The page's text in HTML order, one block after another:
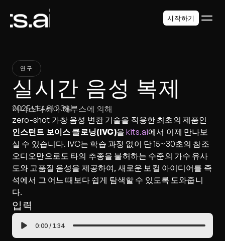
시작하기
연구
실시간 음성 복제
2025년 4월 23일
아나스타시아 헤루스에 의해
인스턴트 보이스 클로닝(IVC)을 kits.ai에서 이제 만나보
실 수 있습니다. IVC는 학습 과정 없이 단 15~30초의 참조
오디오만으로도 타의 추종을 불허하는 수준의 가수 유사
도와 고품질 음성을 제공하여, 새로운 보컬 아이디어를 즉
석에서 그 어느 때보다 쉽게 탐색할 수 있도록 도와줍니
다.
입력
0:00 / 1:34